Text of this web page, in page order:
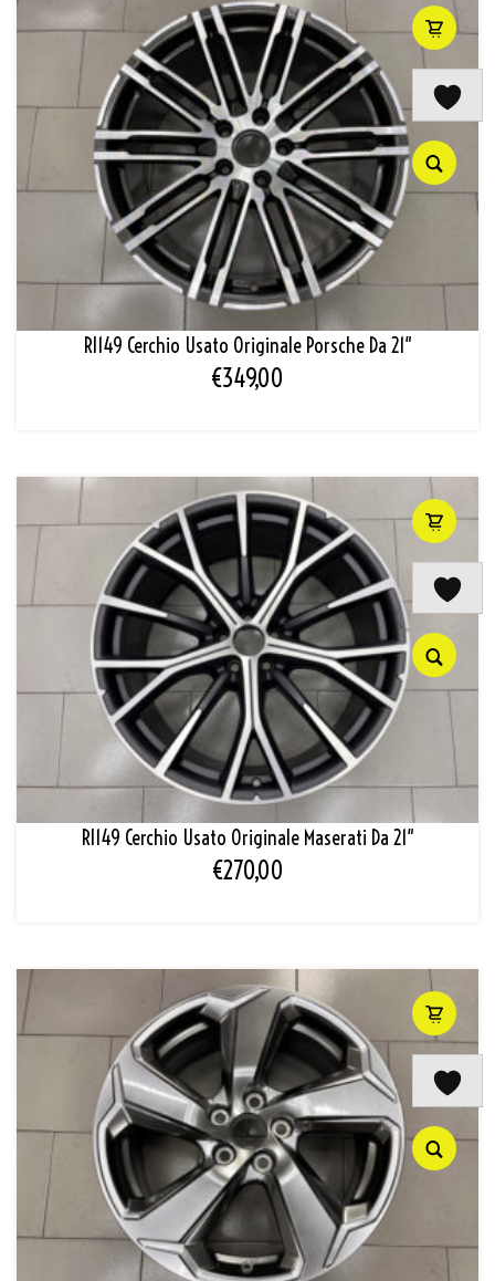
Rl149 Cerchio Usato Originale Porsche Da 21″
€349,00
Rl149 Cerchio Usato Originale Maserati Da 21″
€270,00